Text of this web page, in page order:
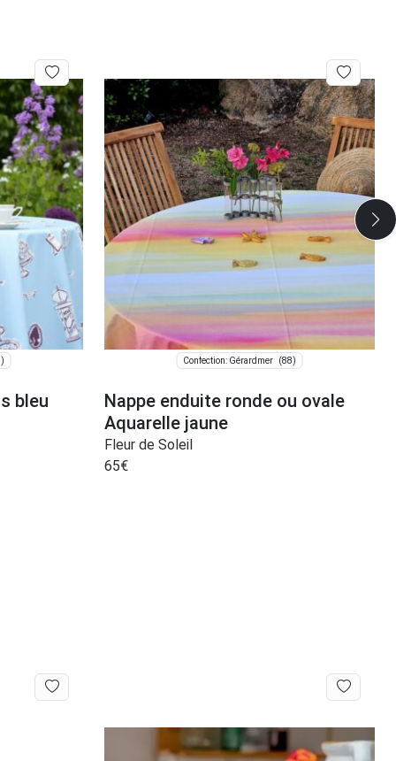
bleu
Confection: Gérardmer (88)
Nappe enduite ronde ou ovale
Aquarelle jaune
Fleur de Soleil
65€